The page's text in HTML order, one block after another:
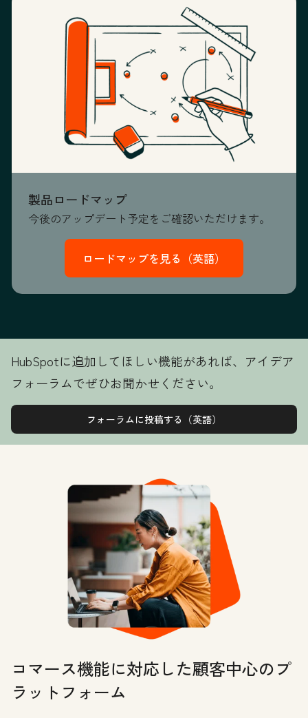
製品ロードマップ
今後のアップデート予定をご確認いただけます。
ロードマップを見る（英語）
HubSpotに追加してほしい機能があれば、アイデア
フォーラムでぜひお聞かせください。
フォーラムに投稿する（英語）
コマース機能に対応した顧客中心のプ
ラットフォーム